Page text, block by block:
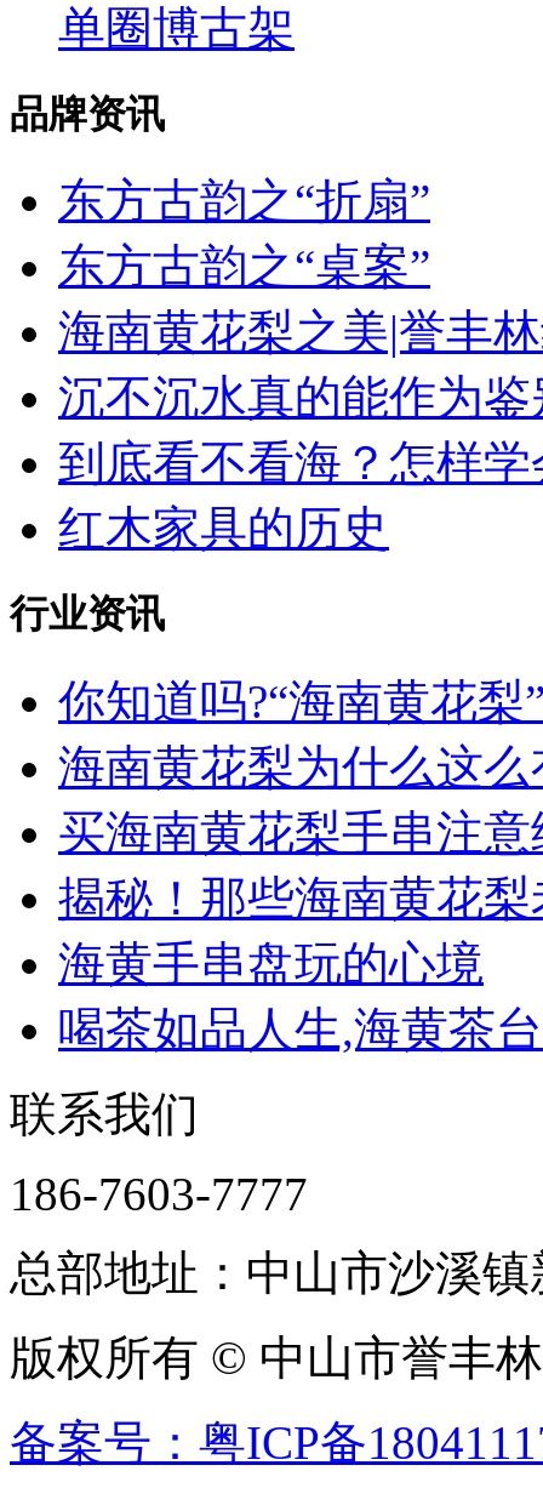
单圈博古架
品牌资讯
东方古韵之“折扇”
东方古韵之“桌案”
海南黄花梨之美|誉丰
沉不沉水真的能作为
到底看不看海？怎样
红木家具的历史
行业资讯
你知道吗?“海南黄花梨
海南黄花梨为什么这
买海南黄花梨手串注意
揭秘！那些海南黄花
海黄手串盘玩的心境
喝茶如品人生,海黄茶
联系我们
186-7603-7777
总部地址：中山市沙溪
版权所有 © 中山市誉丰
备案号：粤ICP备